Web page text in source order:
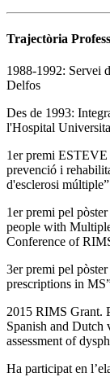
Trajectòria
1988-1992: Servei
Delfos
Des de 1993:
l'Hospital
1er premi ESTEVE
prevenció i
d'esclerosi
1er premi pel
people with
Conference of
3er premi pel
prescriptions in
2015 RIMS Grant.
Spanish and
assessment of
Ha participat en